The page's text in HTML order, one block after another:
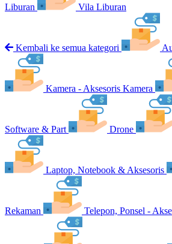
Liburan Vila Liburan
Kembali ke semua kategori
Kamera - Aksesoris Kamera
Software & Part Drone
Laptop, Notebook & Aksesoris
Rekaman Telepon, Ponsel -